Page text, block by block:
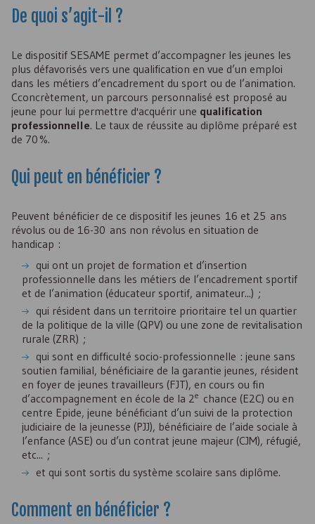
De quoi s’agit-il ?
Le dispositif SESAME permet d’accompagner les jeunes les
plus défavorisés vers une qualification en vue d’un emploi
dans les métiers d’encadrement du sport ou de l’animation.
Cconcrètement, un parcours personnalisé est proposé au
jeune pour lui permettre d'acquérir une qualification
professionnelle. Le taux de réussite au diplôme préparé est
de 70 %.
Qui peut en bénéficier ?
Peuvent bénéficier de ce dispositif les jeunes 16 et 25 ans
révolus ou de 16-30 ans non révolus en situation de
handicap :
qui ont un projet de formation et d’insertion
professionnelle dans les métiers de l’encadrement sportif
et de l’animation (éducateur sportif, animateur...) ;
qui résident dans un territoire prioritaire tel un quartier
de la politique de la ville (QPV) ou une zone de revitalisation
rurale (ZRR) ;
qui sont en difficulté socio-professionnelle : jeune sans
soutien familial, bénéficiaire de la garantie jeunes, résident
en foyer de jeunes travailleurs (FJT), en cours ou fin
d’accompagnement en école de la 2e chance (E2C) ou en
centre Epide, jeune bénéficiant d’un suivi de la protection
judiciaire de la jeunesse (PJJ), bénéficiaire de l’aide sociale à
l’enfance (ASE) ou d’un contrat jeune majeur (CJM), réfugié,
etc... ;
et qui sont sortis du système scolaire sans diplôme.
Comment en bénéficier ?